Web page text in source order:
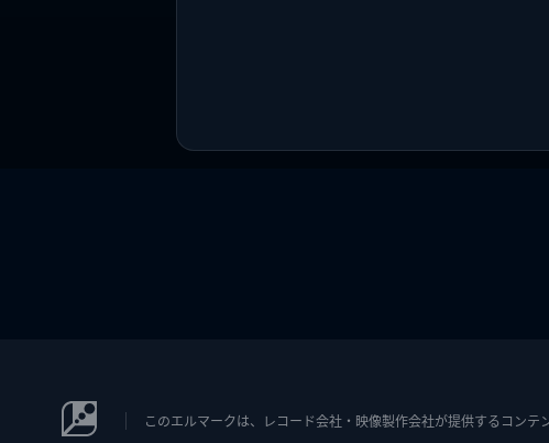
このエルマークは、レコード会社・映像製作会社が提供するコンテ